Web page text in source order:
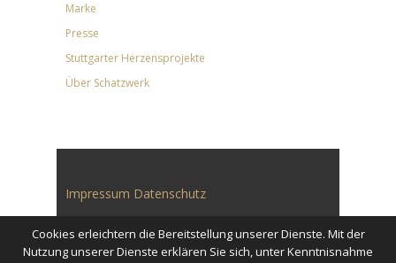
Marke
Presse
Stuttgarter Herzensprojekte
Über Schatzwerk
Impressum Datenschutz
Cookies erleichtern die Bereitstellung unserer Dienste. Mit der
Nutzung unserer Dienste erklären Sie sich, unter Kenntnisnahme